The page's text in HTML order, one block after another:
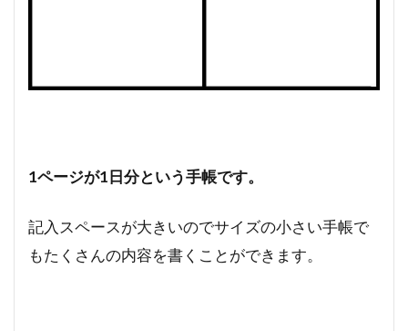
1ページが1日分という手帳です。
記入スペースが大きいのでサイズの小さい手帳で
もたくさんの内容を書くことができます。